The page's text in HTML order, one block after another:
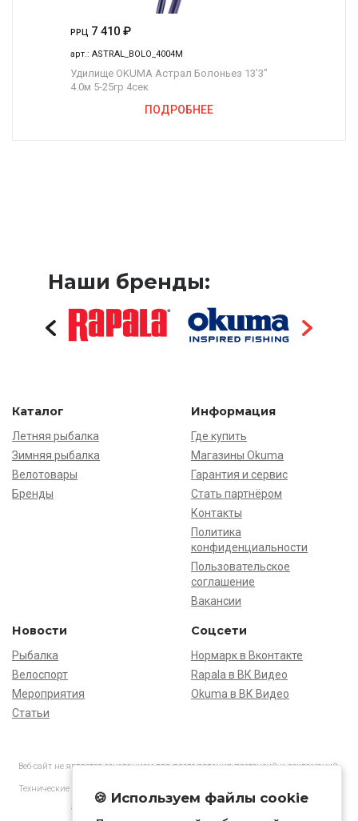
РРЦ 7 410 ₽
арт.: ASTRAL_BOLO_4004M
Удилище OKUMA Астрал Болоньез 13’3”
4.0м 5-25гр 4сек
ПОДРОБНЕЕ
Наши бренды:
Каталог
Летняя рыбалка
Зимняя рыбалка
Велотовары
Бренды
Информация
Где купить
Магазины Okuma
Гарантия и сервис
Стать партнёром
Контакты
Политика
конфиденциальности
Пользовательское
соглашение
Вакансии
Новости
Рыбалка
Велоспорт
Мероприятия
Статьи
Соцсети
Нормарк в Вконтакте
Rapala в ВК Видео
Okuma в ВК Видео
Веб-сайт не является основанием для предъявления претензий и рекламаций,
Технические характеристики товаров могут отличаться от указанных на сайте.
АО «Нормарк» ИНН 7728172512 ОГРН 1037739603505
🍪 Используем файлы cookie